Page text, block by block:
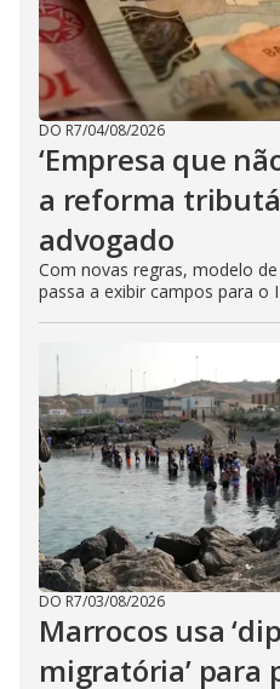
DO R7/04/08/2026
‘Empresa que
a reforma
advogado
Com novas regras, modelo
passa a exibir campos para o
DO R7/03/08/2026
Marrocos usa
migratória’ para